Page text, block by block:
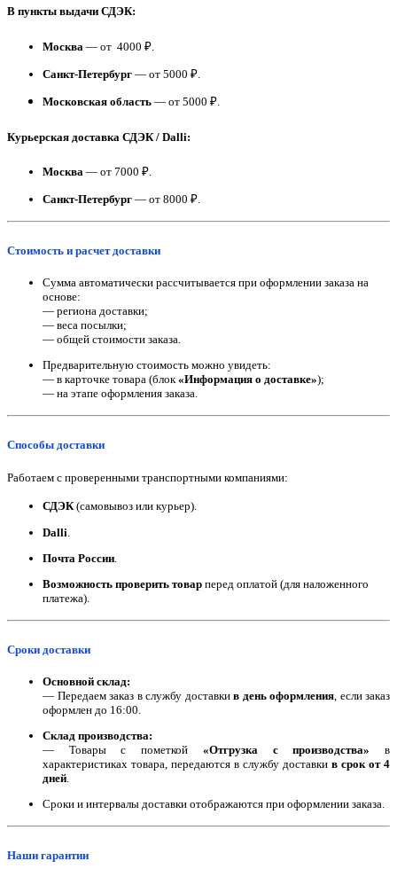
В пункты выдачи СДЭК:
Москва — от 4000 ₽.
Санкт-Петербург — от 5000 ₽.
Московская область — от 5000 ₽.
Курьерская доставка СДЭК / Dalli:
Москва — от 7000 ₽.
Санкт-Петербург — от 8000 ₽.
Стоимость и расчет доставки
Сумма автоматически рассчитывается при оформлении заказа на
основе:
— региона доставки;
— веса посылки;
— общей стоимости заказа.
Предварительную стоимость можно увидеть:
— в карточке товара (блок «Информация о доставке»);
— на этапе оформления заказа.
Способы доставки
Работаем с проверенными транспортными компаниями:
СДЭК(самовывоз или курьер).
Dalli
Почта России.
Возможность проверить товар перед оплатой (для наложенного
платежа).
Сроки доставки
Основной склад:
— Передаем заказ в службу доставки в день оформления , если заказ
оформлен до 16:00.
Склад производства:
— Товары с пометкой «Отгрузка с производства» в
характеристиках товара, передаются в службу доставки в срок от 4
дней.
Сроки и интервалы доставки отображаются при оформлении заказа.
Наши гарантии